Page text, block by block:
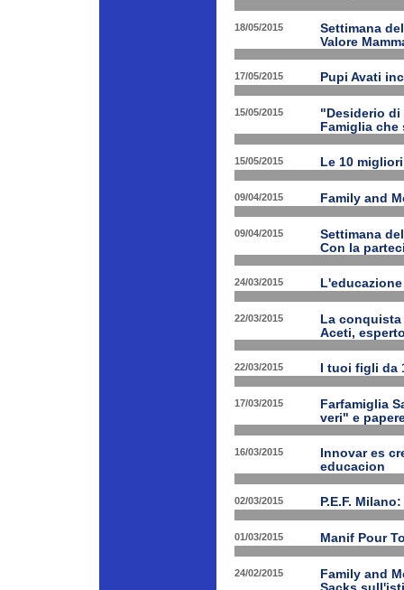
18/05/2015
Settimana
Valore
17/05/2015 Pupi Avati
15/05/2015
"Desiderio di
Famiglia che
15/05/2015 Le 10
09/04/2015 Family and
09/04/2015
Settimana
Con la
24/03/2015
22/03/2015
La
Aceti,
22/03/2015 I tuoi figli da
17/03/2015
Farfamiglia
veri" e
16/03/2015
Innovar es
educacion
02/03/2015 P.E.F.
01/03/2015 Manif Pour
24/02/2015
Family and